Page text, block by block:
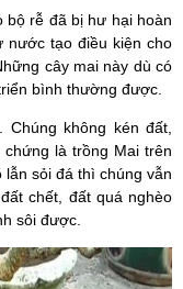
bộ rễ đã bị hư hại hoàn
nước tạo điều kiện cho
cây mai này dù có
bình thường được.
Chúng không kén đất,
chứng là trồng Mai trên
sỏi đá thì chúng vẫn
chết, đất quá nghèo
sôi được.